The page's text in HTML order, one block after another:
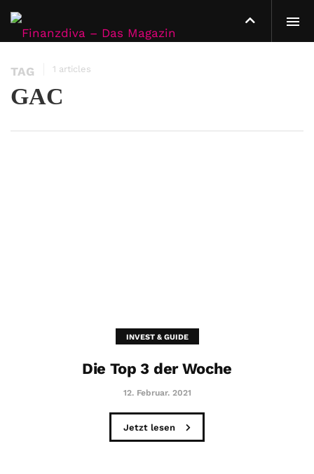
TAG 1 articles
GAC
INVEST & GUIDE
Die Top 3 der Woche
12. Februar. 2021
Jetzt lesen